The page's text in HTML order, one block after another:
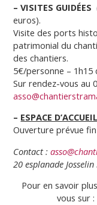
– VISITES GUIDÉES
euros).
Visite des ports
patrimonial du
des chantiers.
5€/personne – 1h15
Sur rendez-vous au
– ESPACE
Ouverture prévue
Contact :a
20 esplanade
Pour en savoir
vous sur :